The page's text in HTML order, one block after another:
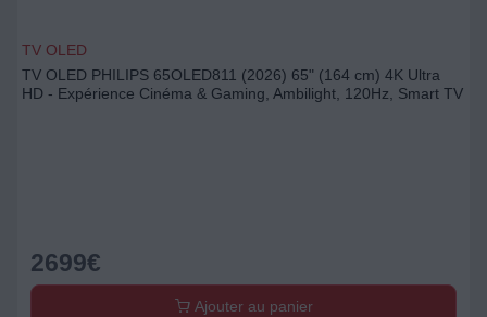
TV OLED
TV OLED PHILIPS 65OLED811 (2026) 65" (164 cm) 4K Ultra
HD - Expérience Cinéma & Gaming, Ambilight, 120Hz, Smart TV
2699€
Ajouter au panier